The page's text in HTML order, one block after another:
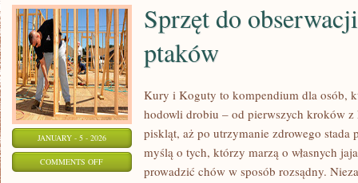
JANUARY - 5 - 2026
COMMENTS OFFON
Sprzęt do
ptaków
Kury i Koguty to kompendium dla osób,
hodowli drobiu – od pierwszych kroków
piskląt, aż po utrzymanie zdrowego stada
myślą o tych, którzy marzą o własnych
prowadzić chów w sposób rozsądny.